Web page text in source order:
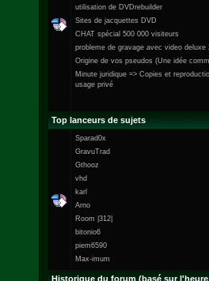
utilisation de DVDrebuilder
Sites de jacquettes DVD
CHAT spécial 500 000 visiteurs
probleme de gravage avec video deluxe
Origine de vos pseudos (Une idée
Minute juridique => Copies et
usage privé
Top lanceurs de sujets
Sparad0x
GravuTrad
Gthooz
vhd
karl
Arno
Room |312|
bitonio6
piem6590
Max-imum
Historique du forum (basé sur